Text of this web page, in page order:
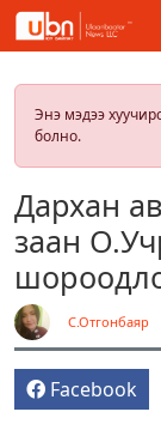
Энэ мэдээ
болно.
Дархан
заан
С.Отгонбаяр
Facebook